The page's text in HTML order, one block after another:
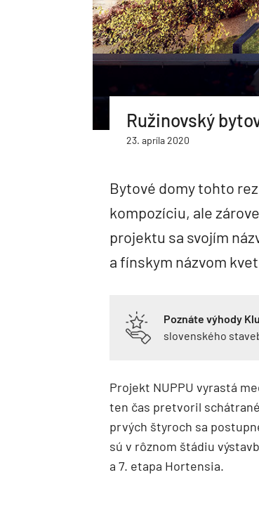
Ružinovský
23. apríla 2020
Bytové domy tohto
kompozíciu, ale
projektu sa svojím
a fínskym názvom
Poznáte výhody
slovenského
Projekt NUPPU vyrastá
ten čas pretvoril
prvých štyroch sa
sú v rôznom štádiu
a 7. etapa Hortensia.